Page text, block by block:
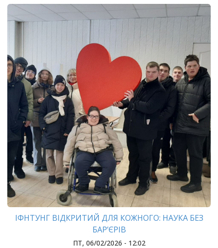
ІФНТУНГ ВІДКРИТИЙ ДЛЯ КОЖНОГО: НАУКА БЕЗ
БАР’ЄРІВ
ПТ, 06/02/2026 - 12:02